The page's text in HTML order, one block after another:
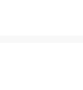
公考编提